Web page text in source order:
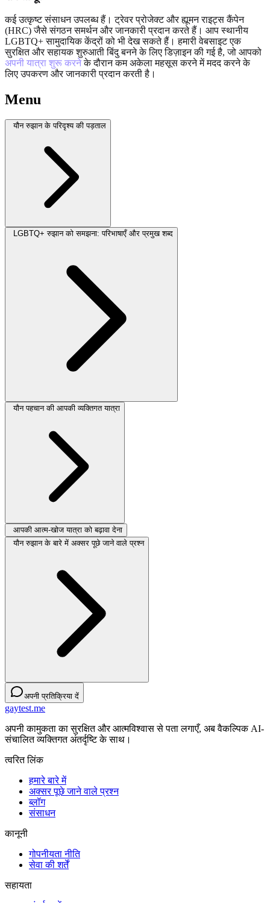
कई उत्कृष्ट संसाधन उपलब्ध हैं। ट्रेवर प्रोजेक्ट और ह्यूमन राइट्स कैंपेन
(HRC) जैसे संगठन समर्थन और जानकारी प्रदान करते हैं। आप स्थानीय
LGBTQ+ सामुदायिक केंद्रों को भी देख सकते हैं। हमारी वेबसाइट एक
सुरक्षित और सहायक शुरुआती बिंदु बनने के लिए डिज़ाइन की गई है, जो आपको
अपनी यात्रा शुरू करनेके दौरान कम अकेला महसूस करने में मदद करने के
लिए उपकरण और जानकारी प्रदान करती है।
Menu
यौन रुझान के परिदृश्य की पड़ताल
LGBTQ+ रुझान को समझना: परिभाषाएँ और प्रमुख शब्द
यौन पहचान की आपकी व्यक्तिगत यात्रा
आपकी आत्म-खोज यात्रा को बढ़ावा देना
यौन रुझान के बारे में अक्सर पूछे जाने वाले प्रश्न
अपनी प्रतिक्रिया दें
gaytest.me
अपनी कामुकता का सुरक्षित और आत्मविश्वास से पता लगाएँ, अब वैकल्पिक AI-
संचालित व्यक्तिगत अंतर्दृष्टि के साथ।
त्वरित लिंक
हमारे बारे में
अक्सर पूछे जाने वाले प्रश्न
ब्लॉग
संसाधन
कानूनी
गोपनीयता नीति
सेवा की शर्तें
सहायता